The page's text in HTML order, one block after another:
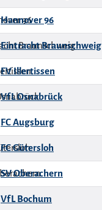
Hannover 96
Eintracht Braunschweig
FV Illertissen
VfL Osnabrück
FC Augsburg
FC Gütersloh
SV Oberachern
VfL Bochum